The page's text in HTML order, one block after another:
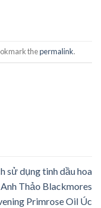
thepermalink.
sử dụng tinh dầu hoa
Anh Thảo Blackmores
Primrose Oil Úc